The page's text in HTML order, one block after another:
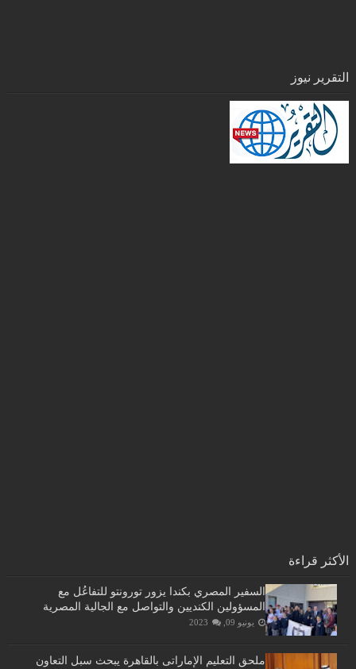
التقرير نيوز
الأكثر قراءة
السفير المصري بكندا يزور تورونتو للتفاعُل مع
المسؤولين الكنديين والتواصل مع الجالية المصرية
يونيو 09, 2023
ملحق التعليم الإماراتى بالقاهرة يبحث سبل التعاون